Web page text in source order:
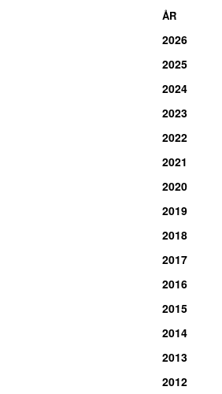
ÅR
2026
2025
2024
2023
2022
2021
2020
2019
2018
2017
2016
2015
2014
2013
2012